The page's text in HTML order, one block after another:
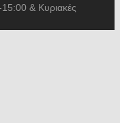
& Κυριακές